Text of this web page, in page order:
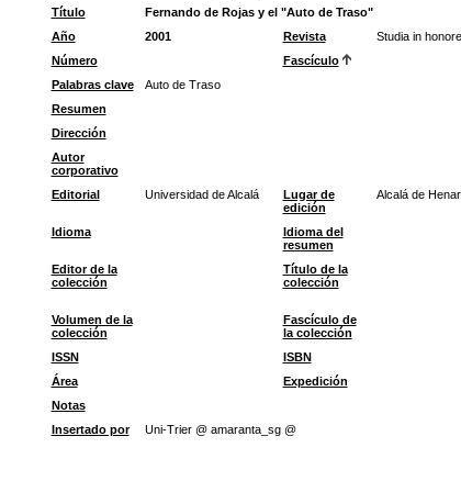
Título
Fernando de Rojas y el "Auto de Traso"
Año
2001 Revista Studia in
Número
Fascículo
Palabras clave
Auto de Traso
Resumen
Dirección
Autor
corporativo
Editorial Universidad de Alcalá
Lugar de
edición
Alcalá de
Idioma
Idioma del
resumen
Editor de la
colección
Título de la
colección
Volumen de la
colección
Fascículo de
la colección
ISSN ISBN
Área
Expedición
Notas
Insertado por
Uni-Trier @ amaranta_sg @